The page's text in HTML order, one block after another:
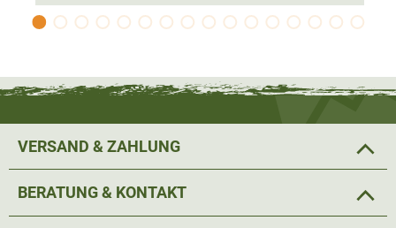
VERSAND & ZAHLUNG
BERATUNG & KONTAKT